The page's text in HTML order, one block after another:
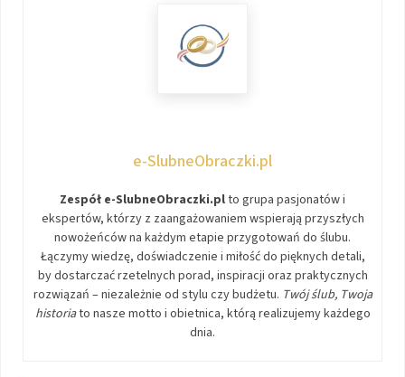
e-SlubneObraczki.pl
Zespół e-SlubneObraczki.plto grupa pasjonatów i
ekspertów, którzy z zaangażowaniem wspierają przyszłych
nowożeńców na każdym etapie przygotowań do ślubu.
Łączymy wiedzę, doświadczenie i miłość do pięknych detali,
by dostarczać rzetelnych porad, inspiracji oraz praktycznych
rozwiązań – niezależnie od stylu czy budżetu. Twój ślub, Twoja
historiato nasze motto i obietnica, którą realizujemy każdego
dnia.